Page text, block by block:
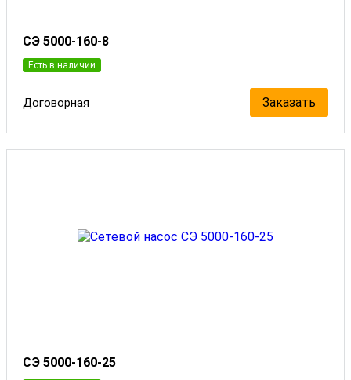
СЭ 5000-160-8
Есть в наличии
Договорная Заказать
СЭ 5000-160-25